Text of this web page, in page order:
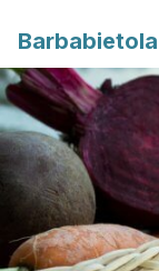
Barbabietola